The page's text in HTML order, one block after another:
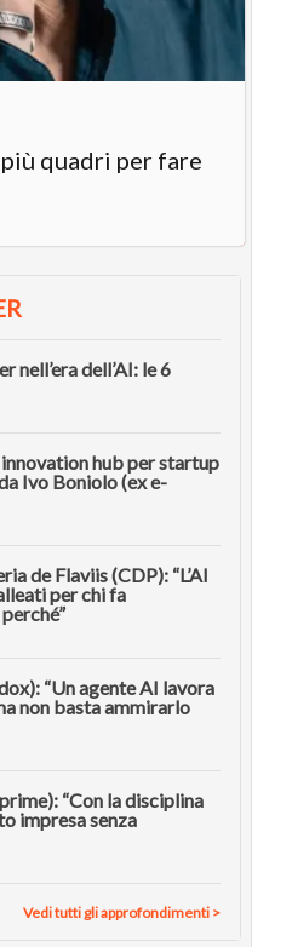
quadri per fare
nell’era dell’AI: le 6
hub per startup
Ivo Boniolo (ex e-
de Flaviis (CDP): “L’AI
per chi fa
“Un agente AI lavora
non basta ammirarlo
“Con la disciplina
impresa senza
Vedi tutti gli approfondimenti >